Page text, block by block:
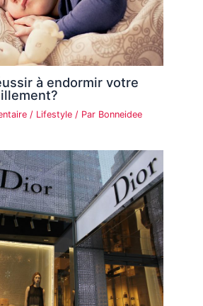
à endormir votre
/ Lifestyle / Par Bonneidee